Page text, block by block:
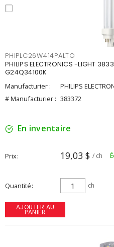
PHIPLC26W414PALTO
PHILIPS ELECTRONICS -LIGHT
G24Q34100K
Manufacturier :
PHILIPS
# Manufacturier : 383372
En inventaire
Prix 19,03 $ / ch
Quantité ch
AJOUTER AU
PANIER